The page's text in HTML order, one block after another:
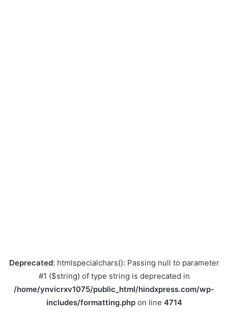
Deprecated: htmlspecialchars(): Passing null to parameter
#1 ($string) of type string is deprecated in
/home/ynvicrxv1075/public_html/hindxpress.com/wp-
includes/formatting.phpon line 4714